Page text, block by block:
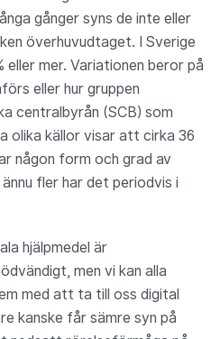
gånger syns de inte eller
överhuvudtaget. I Sverige
eller mer. Variationen beror på
eller hur gruppen
centralbyrån (SCB) som
olika källor visar att cirka 36
någon form och grad av
fler har det periodvis i
hjälpmedel är
men vi kan alla
med att ta till oss digital
kanske får sämre syn på